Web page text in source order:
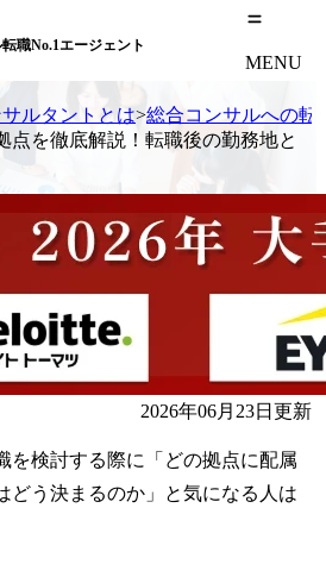
職No.1エージェント
MENU
サルタントとは>総合コンサルへの転
点を徹底解説！転職後の勤務地と
2026年06月23日更新
を検討する際に「どの拠点に配属
どう決まるのか」と気になる人は